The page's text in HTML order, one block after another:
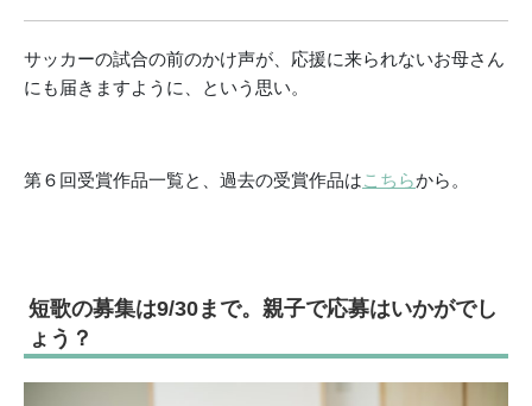
サッカーの試合の前のかけ声が、応援に来られないお母さん
にも届きますように、という思い。
第６回受賞作品一覧と、過去の受賞作品はこちらから。
短歌の募集は9/30まで。親子で応募はいかがでし
ょう？